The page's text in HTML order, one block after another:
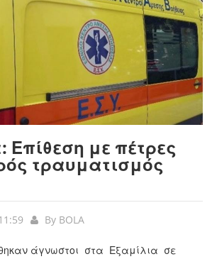
Επίθεση με πέτρες
τραυματισμός
By BOLA
άγνωστοι στα Εξαμίλια σε